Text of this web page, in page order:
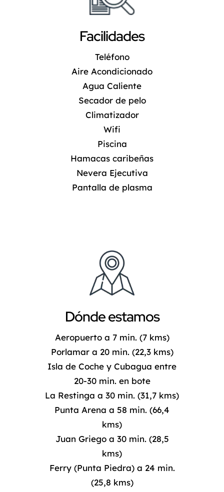
Facilidades
Teléfono
Aire Acondicionado
Agua Caliente
Secador de pelo
Climatizador
Wifi
Piscina
Hamacas caribeñas
Nevera Ejecutiva
Pantalla de plasma
Dónde estamos
Aeropuerto a 7 min. (7 kms)
Porlamar a 20 min. (22,3 kms)
Isla de Coche y Cubagua entre
20-30 min. en bote
La Restinga a 30 min. (31,7 kms)
Punta Arena a 58 min. (66,4
kms)
Juan Griego a 30 min. (28,5
kms)
Ferry (Punta Piedra) a 24 min.
(25,8 kms)